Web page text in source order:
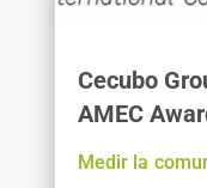
Cecubo
AMEC
medición y
Medir la